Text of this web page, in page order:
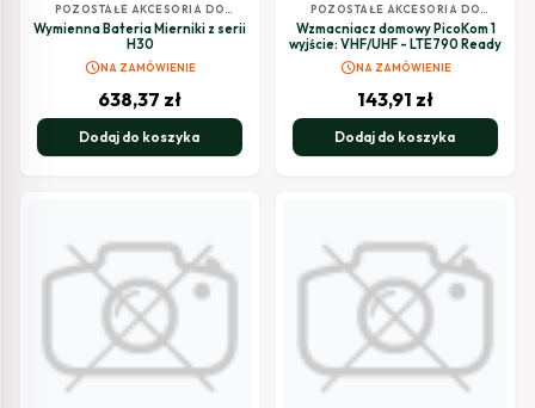
POZOSTAŁE AKCESORIA DO
TELEWIZJI SATELITARNEJ
Wymienna Bateria Mierniki z serii
H30
scheduleNA ZAMÓWIENIE
638,37 zł
Dodaj do koszyka
POZOSTAŁE AKCESORIA DO
TELEWIZJI SATELITARNEJ
Wzmacniacz domowy PicoKom 1
wyjście: VHF/UHF - LTE790 Ready
scheduleNA ZAMÓWIENIE
143,91 zł
Dodaj do koszyka